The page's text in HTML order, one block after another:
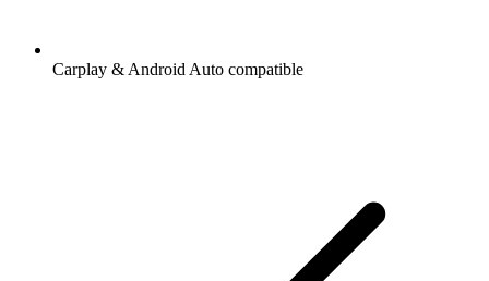
Carplay & Android Auto compatible